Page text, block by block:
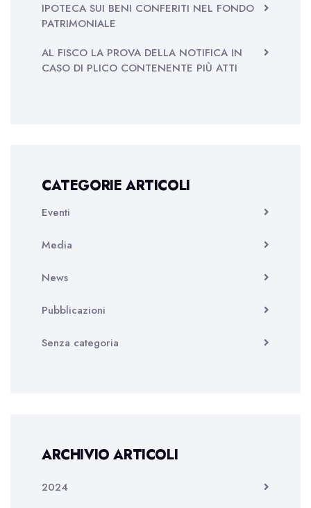
IPOTECA SUI BENI CONFERITI NEL FONDO
PATRIMONIALE
AL FISCO LA PROVA DELLA NOTIFICA IN
CASO DI PLICO CONTENENTE PIÙ ATTI
CATEGORIE ARTICOLI
Eventi
Media
News
Pubblicazioni
Senza categoria
ARCHIVIO ARTICOLI
2024